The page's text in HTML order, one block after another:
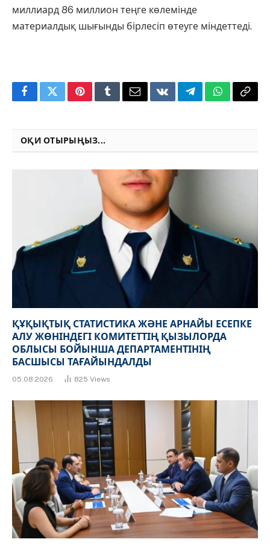
миллиард 86 миллион теңге көлемінде
материалдық шығынды бірлесіп өтеуге міндеттеді.
FacebookTwitterPinterestTumblrEmailVKontakteTelegramWhatsApp
Copy
ОҚИ ОТЫРЫҢЫЗ...
ҚҰҚЫҚТЫҚ СТАТИСТИКА ЖӘНЕ АРНАЙЫ ЕСЕПКЕ
АЛУ ЖӨНІНДЕГІ КОМИТЕТТІҢ ҚЫЗЫЛОРДА
ОБЛЫСЫ БОЙЫНША ДЕПАРТАМЕНТІНІҢ
БАСШЫСЫ ТАҒАЙЫНДАЛДЫ
05.08.2026 825 Views